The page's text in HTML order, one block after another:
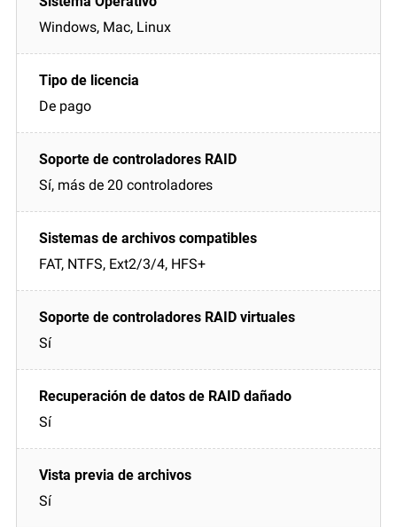
Windows, Mac, Linux
De pago
Sí, más de 20 controladores
FAT, NTFS, Ext2/3/4, HFS+
Sí
Sí
Sí